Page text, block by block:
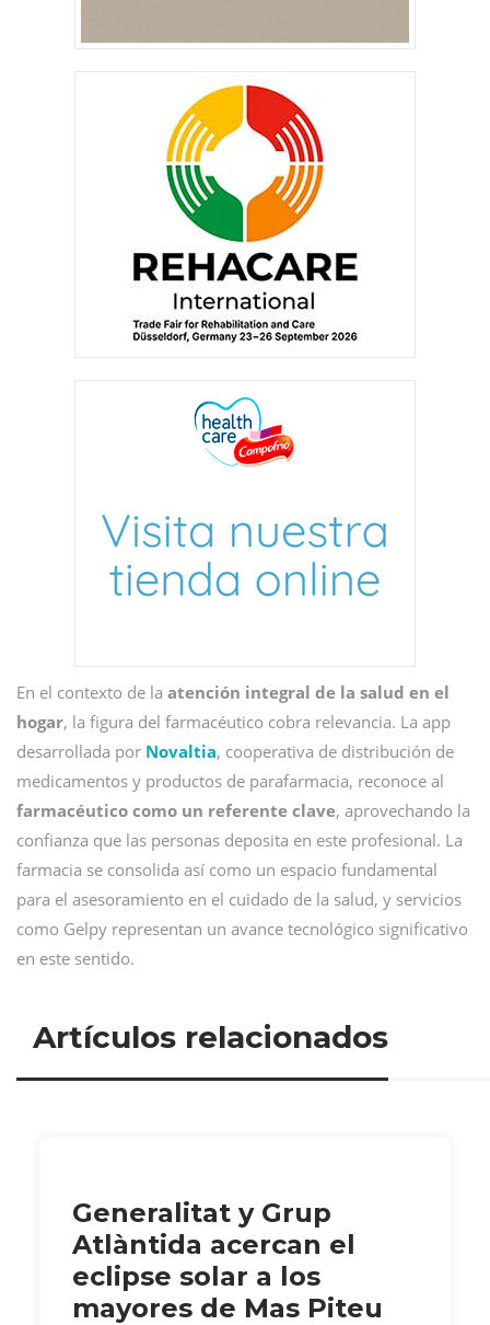
En el contexto de la atención integral de la salud en el
hogar, la figura del farmacéutico cobra relevancia. La app
desarrollada por Novaltia, cooperativa de distribución de
medicamentos y productos de parafarmacia, reconoce al
farmacéutico como un referente clave, aprovechando la
confianza que las personas deposita en este profesional. La
farmacia se consolida así como un espacio fundamental
para el asesoramiento en el cuidado de la salud, y servicios
como Gelpy representan un avance tecnológico significativo
en este sentido.
Artículos relacionados
Generalitat y Grup
Atlàntida acercan el
eclipse solar a los
mayores de Mas Piteu